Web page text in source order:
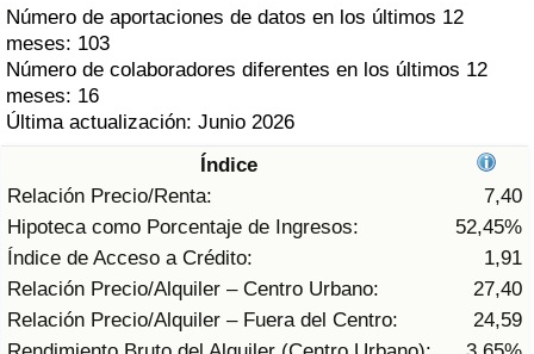
Número de aportaciones de datos en los últimos 12
meses: 103
Número de colaboradores diferentes en los últimos 12
meses: 16
Última actualización: Junio 2026
Índice
Relación Precio/Renta:
7,40
Hipoteca como Porcentaje de Ingresos:
52,45%
Índice de Acceso a Crédito:
1,91
Relación Precio/Alquiler – Centro Urbano:
27,40
Relación Precio/Alquiler – Fuera del Centro:
24,59
Índice de Sanidad
Índice de Sanidad por País
Contaminación
Índice de Contaminación (Actual)
Índice de contaminación
Índice de Contaminación por País